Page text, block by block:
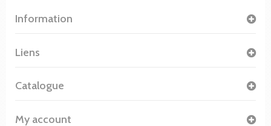
Information
Liens
Catalogue
My account